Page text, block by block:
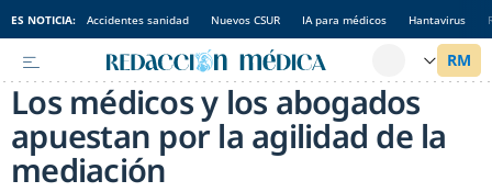
ES NOTICIA: Accidentes sanidad Nuevos CSUR IA para médicos Hantavirus
Los médicos y los abogados
apuestan por la agilidad de la
mediación